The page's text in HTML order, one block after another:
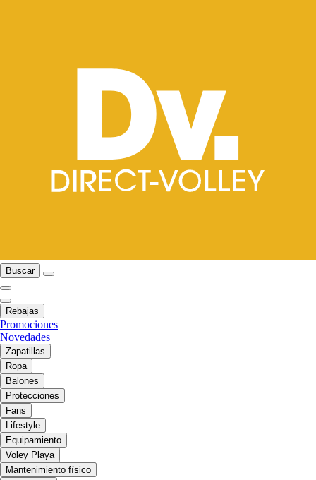
Buscar
Rebajas
Promociones
Novedades
Zapatillas
Ropa
Balones
Protecciones
Fans
Lifestyle
Equipamiento
Voley Playa
Mantenimiento físico